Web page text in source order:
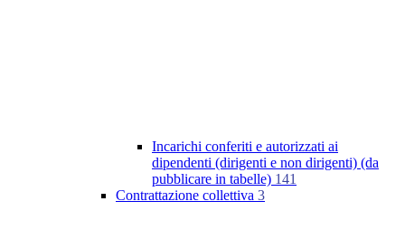
Incarichi conferiti e autorizzati ai
dipendenti (dirigenti e non dirigenti) (da
pubblicare in tabelle) 141
Contrattazione collettiva 3